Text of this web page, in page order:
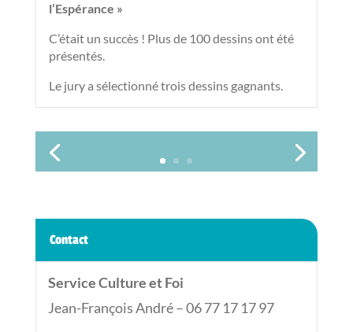
l’Espérance »
C’était un succès ! Plus de 100 dessins ont été
présentés.
Le jury a sélectionné trois dessins gagnants.
Contact
Service Culture et Foi
Jean-François André – 06 77 17 17 97